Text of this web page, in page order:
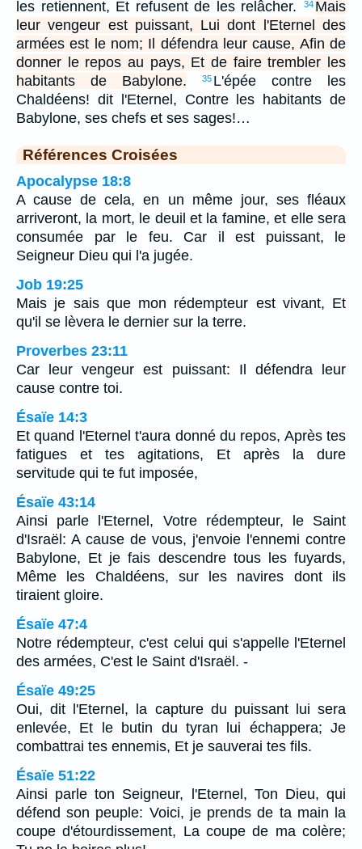
les retiennent, Et refusent de les relâcher. 34 Mais
leur vengeur est puissant, Lui dont l'Eternel des
armées est le nom; Il défendra leur cause, Afin de
donner le repos au pays, Et de faire trembler les
habitants de Babylone.
35 L'épée contre les
Chaldéens! dit l'Eternel, Contre les habitants de
Babylone, ses chefs et ses sages!…
Références Croisées
Apocalypse 18:8
A cause de cela, en un même jour, ses fléaux
arriveront, la mort, le deuil et la famine, et elle sera
consumée par le feu. Car il est puissant, le
Seigneur Dieu qui l'a jugée.
Job 19:25
Mais je sais que mon rédempteur est vivant, Et
qu'il se lèvera le dernier sur la terre.
Proverbes 23:11
Car leur vengeur est puissant: Il défendra leur
cause contre toi.
Ésaïe 14:3
Et quand l'Eternel t'aura donné du repos, Après tes
fatigues et tes agitations, Et après la dure
servitude qui te fut imposée,
Ésaïe 43:14
Ainsi parle l'Eternel, Votre rédempteur, le Saint
d'Israël: A cause de vous, j'envoie l'ennemi contre
Babylone, Et je fais descendre tous les fuyards,
Même les Chaldéens, sur les navires dont ils
tiraient gloire.
Ésaïe 47:4
Notre rédempteur, c'est celui qui s'appelle l'Eternel
des armées, C'est le Saint d'Israël. -
Ésaïe 49:25
Oui, dit l'Eternel, la capture du puissant lui sera
enlevée, Et le butin du tyran lui échappera; Je
combattrai tes ennemis, Et je sauverai tes fils.
Ésaïe 51:22
Ainsi parle ton Seigneur, l'Eternel, Ton Dieu, qui
défend son peuple: Voici, je prends de ta main la
coupe d'étourdissement, La coupe de ma colère;